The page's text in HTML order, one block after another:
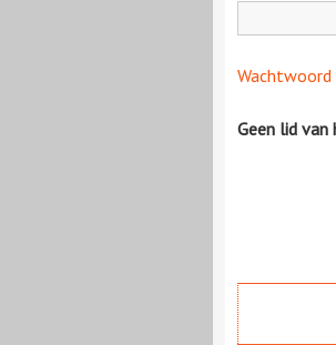
Wachtwoord
Geen lid